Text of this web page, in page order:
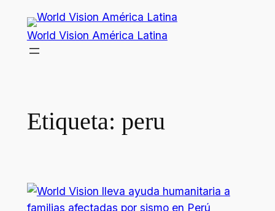
contenido
World Vision América Latina
Etiqueta: peru